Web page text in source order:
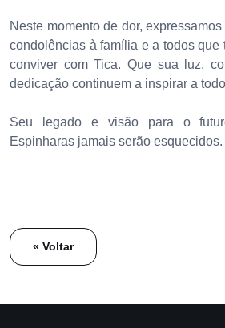
Neste momento de dor,
condolências à família e a todos que
conviver com Tica. Que sua luz,
dedicação continuem a inspirar a
Seu legado e visão para o
Espinharas jamais serão esquecidos.
« Voltar